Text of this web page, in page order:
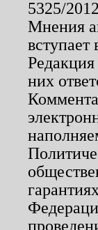
5325/
Мнения
вступает
них